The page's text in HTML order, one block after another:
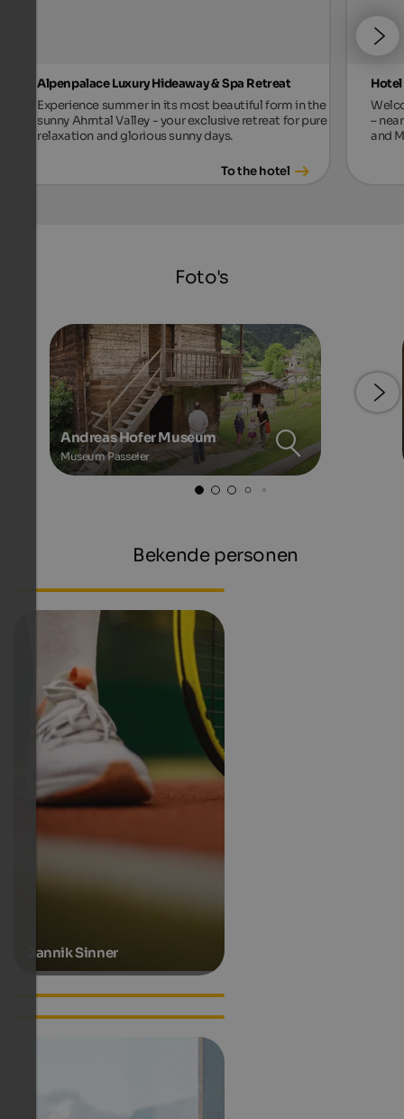
Alpenpalace Luxury Hideaway & Spa Retreat
Experience summer in its most beautiful form in the
sunny Ahrntal Valley - your exclusive retreat for pure
relaxation and glorious sunny days.
To the hotel
–
and
Foto's
Andreas Hofer Museum
Museum Passeier
Bekende personen
Jannik Sinner
Lilli Gruber
Luis Trenker